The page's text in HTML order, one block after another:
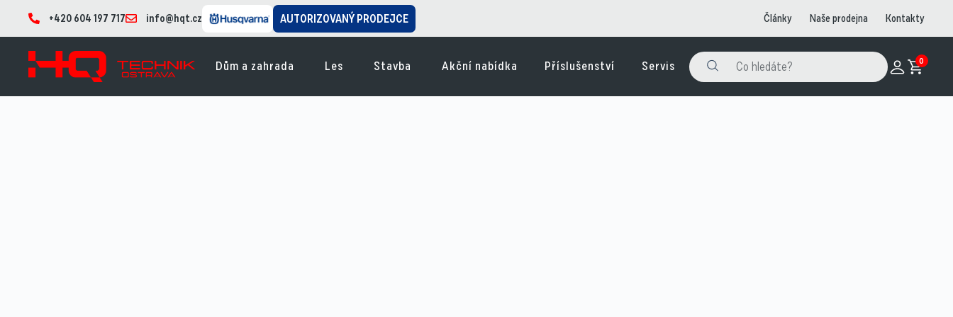
+420 604 197 717 info@hqt.cz AUTORIZOVANÝ PRODEJCE Články Naše prodejna Kontakty
Dům a zahrada Les Stavba Akční nabídka Příslušenství Servis 0